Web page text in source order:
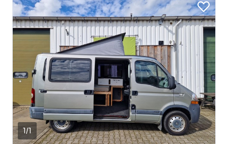
1/1